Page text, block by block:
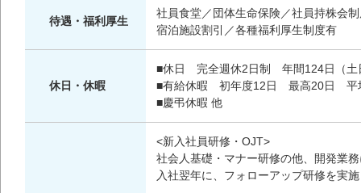
待遇・福利厚生
社員食堂／団体生命保険／社員持株会
宿泊施設割引／各種福利厚生制度有
休日・休暇
■休日 完全週休2日制 年間124日（土
■有給休暇 初年度12日 最高20日 平
■慶弔休暇 他
<新入社員研修・OJT>
社会人基礎・マナー研修の他、開発業
入社翌年に、フォローアップ研修を実施